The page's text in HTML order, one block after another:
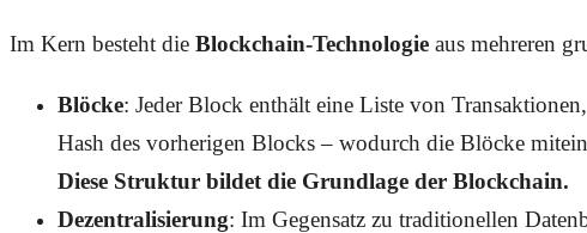
Im Kern besteht die Blockchain-Technologie aus mehreren
Blöcke: Jeder Block enthält eine Liste von
Hash des vorherigen Blocks – wodurch die Blöcke
Diese Struktur bildet die Grundlage der Blockchain.
Dezentralisierung: Im Gegensatz zu traditionellen